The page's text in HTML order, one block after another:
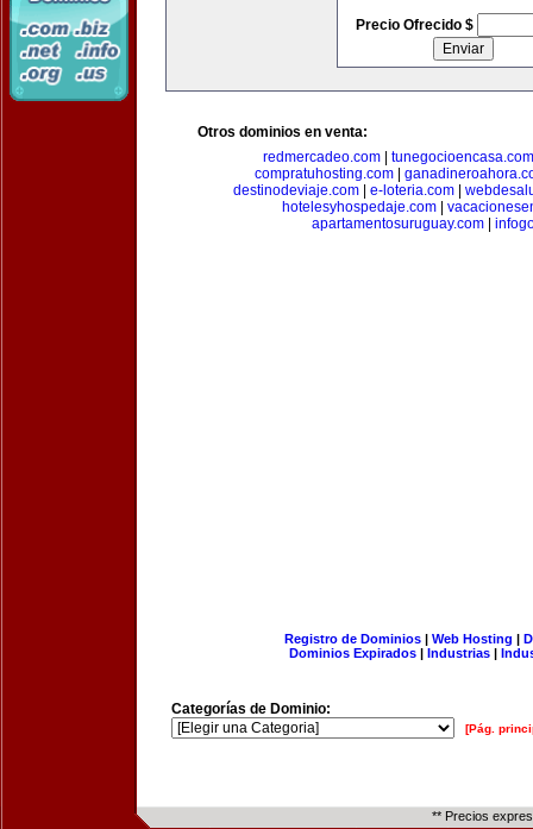
Precio Ofrecido $
Otros dominios en venta:
redmercadeo.com| tunegocioencasa.com
compratuhosting.com|
destinodeviaje.com
e-loteria.com
hotelesyhospedaje.com
apartamentosuruguay.com|
Registro de Dominios| Web Hosting |
Dominios Expirados | Industrias |
Categorías de Dominio:
[Pág.
** Precios